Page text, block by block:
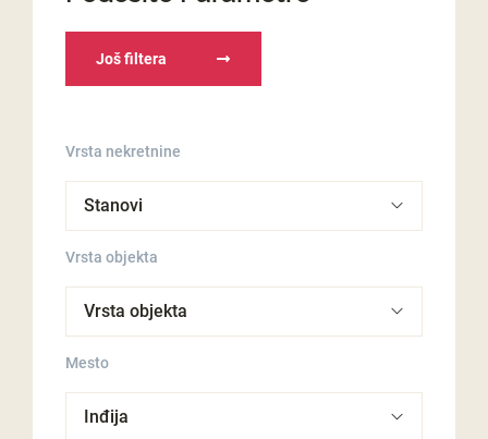
Još filtera
Vrsta nekretnine
Vrsta objekta
Mesto